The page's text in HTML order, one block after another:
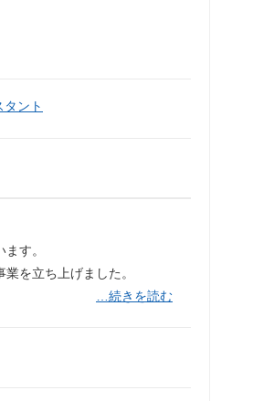
ント
す。
を立ち上げました。
…続きを読む